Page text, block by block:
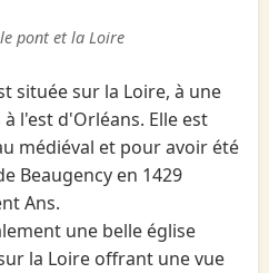
pont et la Loire
située sur la Loire, à une
l'est d'Orléans. Elle est
médiéval et pour avoir été
Beaugency en 1429
Ans.
une belle église
la Loire offrant une vue